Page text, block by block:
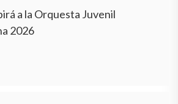
a la Orquesta Juvenil
2026